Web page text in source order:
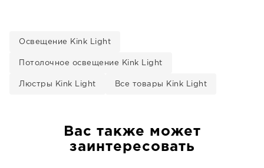
Освещение Kink Light
Потолочное освещение Kink Light
Люстры Kink Light Все товары Kink Light
Вас также может
заинтересовать